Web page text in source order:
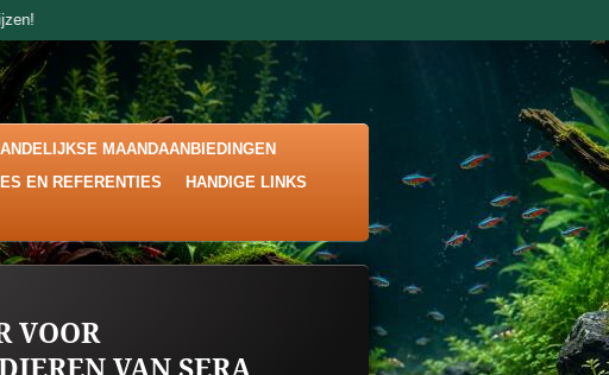
MAANDAANBIEDINGEN
EN REFERENTIES HANDIGE LINKS
VOOR